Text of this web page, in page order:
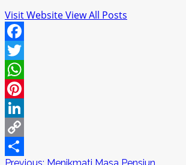
Visit WebsiteView All Posts
Facebook
Twitter
WhatsApp
Pinterest
LinkedIn
Copy